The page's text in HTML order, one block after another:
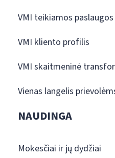
VMI teikiamos paslaugos
VMI kliento profilis
VMI skaitmeninė
Vienas langelis
NAUDINGA
Mokesčiai ir jų dydžiai